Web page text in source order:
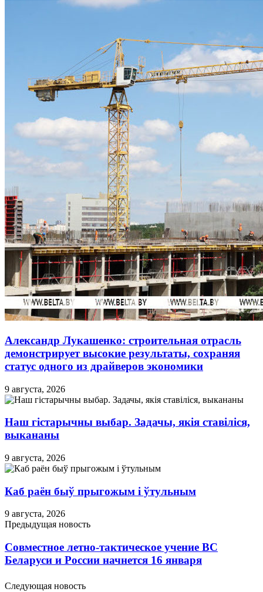
Александр Лукашенко: строительная отрасль
демонстрирует высокие результаты, сохраняя
статус одного из драйверов экономики
9 августа, 2026
Наш гістарычны выбар. Задачы, якія ставіліся,
выкананы
9 августа, 2026
Каб раён быў прыгожым і ўтульным
9 августа, 2026
Предыдущая новость
Совместное летно-тактическое учение ВС
Беларуси и России начнется 16 января
Следующая новость